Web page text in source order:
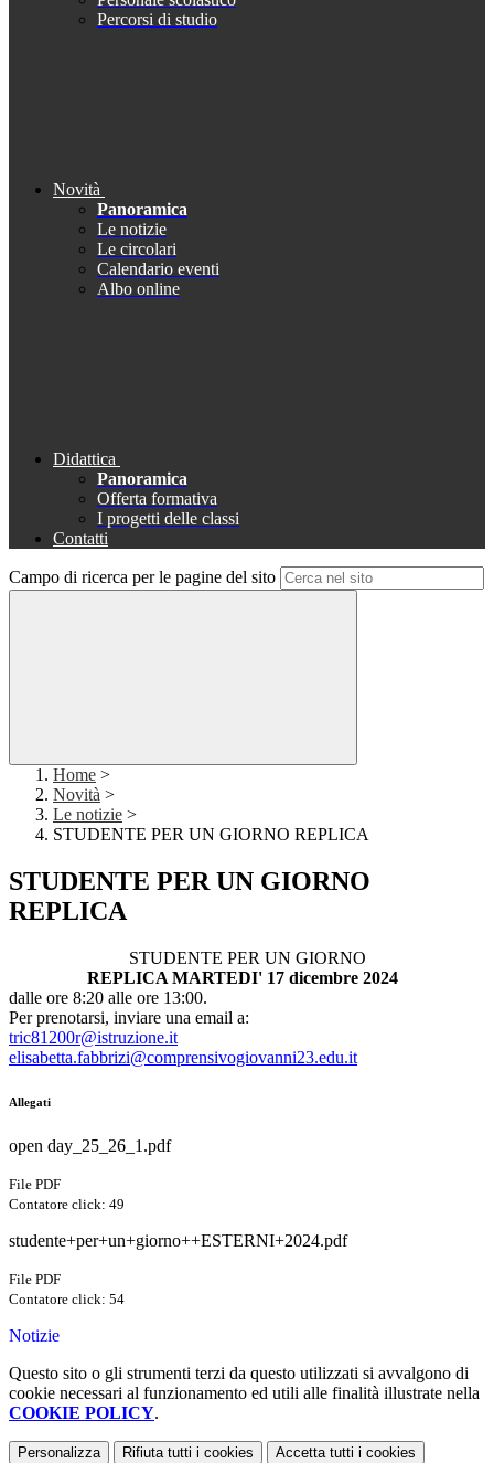
Percorsi di studio
Novità
Panoramica
Le notizie
Le circolari
Calendario eventi
Albo online
Didattica
Panoramica
Offerta formativa
I progetti delle classi
Contatti
Campo di ricerca per le pagine del sito
Home >
Novità >
Le notizie >
STUDENTE PER UN GIORNO REPLICA
STUDENTE PER UN GIORNO
REPLICA
STUDENTE PER UN GIORNO
REPLICA MARTEDI' 17 dicembre 2024
dalle ore 8:20 alle ore 13:00.
Per prenotarsi, inviare una email a:
tric81200r@istruzione.it
elisabetta.fabbrizi@comprensivogiovanni23.edu.it
Allegati
open day_25_26_1.pdf
File PDF
Contatore click: 49
studente+per+un+giorno++ESTERNI+2024.pdf
File PDF
Contatore click: 54
Notizie
Questo sito o gli strumenti terzi da questo utilizzati si avvalgono di
cookie necessari al funzionamento ed utili alle finalità illustrate nella
COOKIE POLICY.
Personalizza Rifiuta tutti i cookies Accetta tutti i cookies